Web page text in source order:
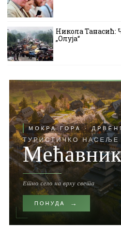
Никола Танасић:
„Олуја“